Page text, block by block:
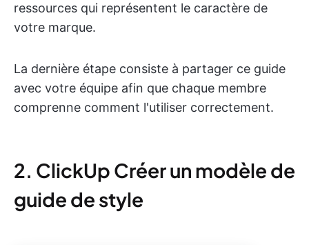
ressources qui représentent le caractère de
votre marque.
La dernière étape consiste à partager ce guide
avec votre équipe afin que chaque membre
comprenne comment l'utiliser correctement.
2. ClickUp Créer un modèle de
guide de style